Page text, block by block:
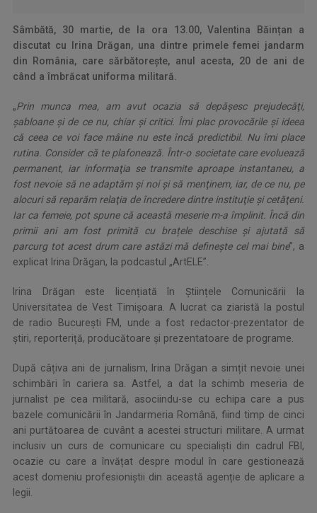
Sâmbătă, 30 martie, de la ora 13.00, Valentina Băințan a
discutat cu Irina Drăgan, una dintre primele femei jandarm
din România, care sărbătorește, anul acesta, 20 de ani de
când a îmbrăcat uniforma militară.
„Prin munca mea, am avut ocazia să depăşesc prejudecăţi,
şabloane şi de ce nu, chiar şi critici. Îmi plac provocările şi ideea
că ceea ce voi face mâine nu este încă predictibil. Nu îmi place
rutina. Consider că te plafonează. Într-o societate care evoluează
permanent, iar informaţia se transmite aproape instantaneu, a
fost nevoie să ne adaptăm şi noi şi să menţinem, iar, de ce nu, pe
alocuri să reparăm relaţia de încredere dintre instituţie şi cetăţeni.
Iar ca femeie, pot spune că această meserie m-a împlinit. Încă din
primii ani am fost primită cu brațele deschise și ajutată să
parcurg tot acest drum care astăzi mă definește cel mai bine”, a
explicat Irina Drăgan, la podcastul „ArtELE”.
Irina Drăgan este licențiată în Științele Comunicării la
Universitatea de Vest Timișoara. A lucrat ca ziaristă la postul
de radio București FM, unde a fost redactor-prezentator de
știri, reporteriță, producătoare și prezentatoare de programe.
După câțiva ani de jurnalism, Irina Drăgan a simțit nevoie unei
schimbări în cariera sa. Astfel, a dat la schimb meseria de
jurnalist pe cea militară, asociindu-se cu echipa care a pus
bazele comunicării în Jandarmeria Română, fiind timp de cinci
ani purtătoarea de cuvânt a acestei structuri militare. A urmat
inclusiv un curs de comunicare cu specialiști din cadrul FBI,
ocazie cu care a învățat despre modul în care gestionează
acest domeniu profesioniștii din această agenție de aplicare a
legii.